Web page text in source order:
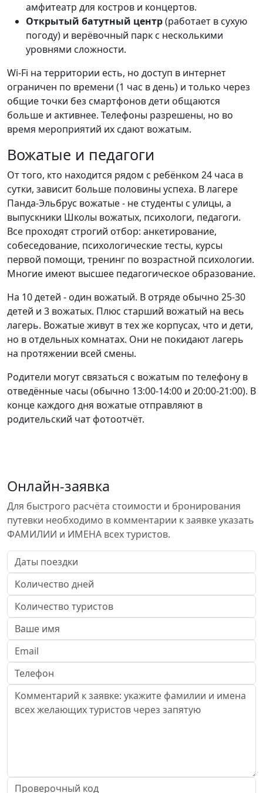
амфитеатр для костров и концертов.
Открытый батутный центр(работает в сухую
погоду) и верёвочный парк с несколькими
уровнями сложности.
Wi-Fi на территории есть, но доступ в интернет
ограничен по времени (1 час в день) и только через
общие точки без смартфонов дети общаются
больше и активнее. Телефоны разрешены, но во
время мероприятий их сдают вожатым.
Вожатые и педагоги
От того, кто находится рядом с ребёнком 24 часа в
сутки, зависит больше половины успеха. В лагере
Панда-Эльбрус вожатые - не студенты с улицы, а
выпускники Школы вожатых, психологи, педагоги.
Все проходят строгий отбор: анкетирование,
собеседование, психологические тесты, курсы
первой помощи, тренинг по возрастной психологии.
Многие имеют высшее педагогическое образование.
На 10 детей - один вожатый. В отряде обычно 25-30
детей и 3 вожатых. Плюс старший вожатый на весь
лагерь. Вожатые живут в тех же корпусах, что и дети,
но в отдельных комнатах. Они не покидают лагерь
на протяжении всей смены.
Родители могут связаться с вожатым по телефону в
отведённые часы (обычно 13:00-14:00 и 20:00-21:00). В
конце каждого дня вожатые отправляют в
родительский чат фотоотчёт.
Онлайн-заявка
Для быстрого расчёта стоимости и бронирования
путевки необходимо в комментарии к заявке указать
ФАМИЛИИ и ИМЕНА всех туристов.